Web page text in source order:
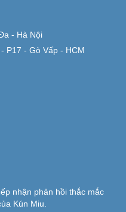
- Hà Nội
P17 - Gò Vấp - HCM
nhận phản hồi thắc mắc
Kún Miu.